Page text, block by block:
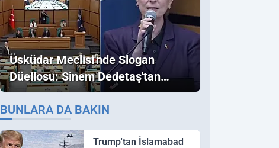
Üsküdar Meclisi'nde Slogan
Düellosu: Sinem Dedetaş'tan
Ezber Bozan "Erdoğan" ve
"İmamoğlu" Çıkışı!
BUNLARA DA BAKIN
Trump'tan İslamabad